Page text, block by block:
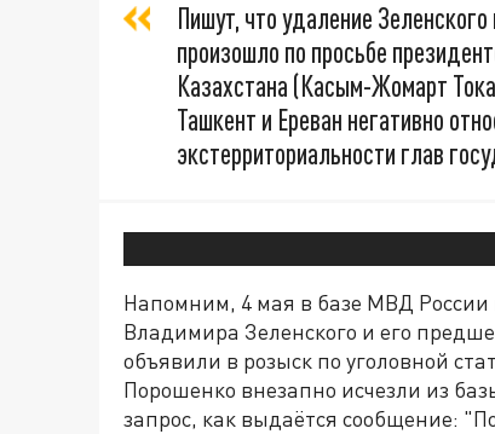
Пишут, что удаление
произошло по просьбе
Казахстана (Касым-Жомарт
Ташкент и Ереван негативно
экстерриториальности глав
Напомним, 4 мая в базе МВД
Владимира Зеленского и его
объявили в розыск по уголовной
Порошенко внезапно исчезли из
запрос, как выдаётся сообщение: